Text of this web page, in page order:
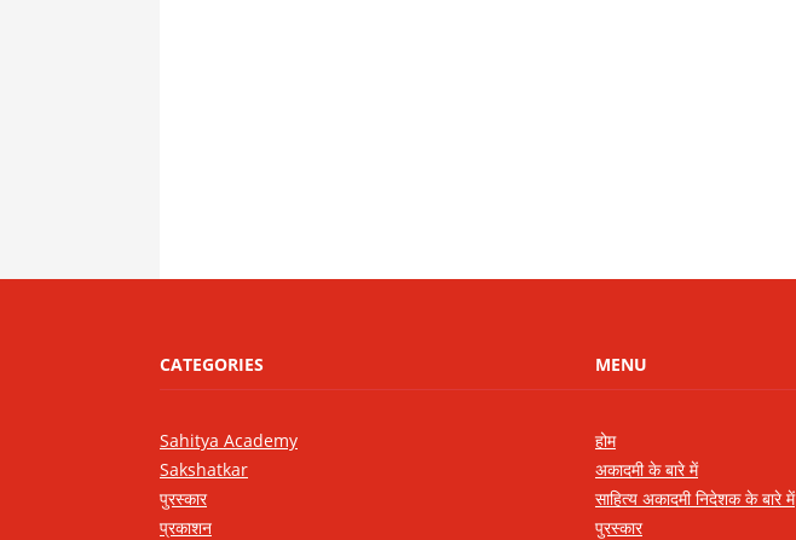
CATEGORIES
Sahitya Academy
Sakshatkar
पुरस्कार
प्रकाशन
MENU
होम
अकादमी के बारे में
साहित्य अकादमी निदेशक के बारे में
पुरस्कार